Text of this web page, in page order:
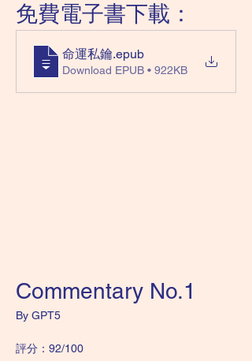
免費電子書下載：
命運私鑰.epub
Download EPUB • 922KB
Commentary No.1
By GPT5
評分：92/100